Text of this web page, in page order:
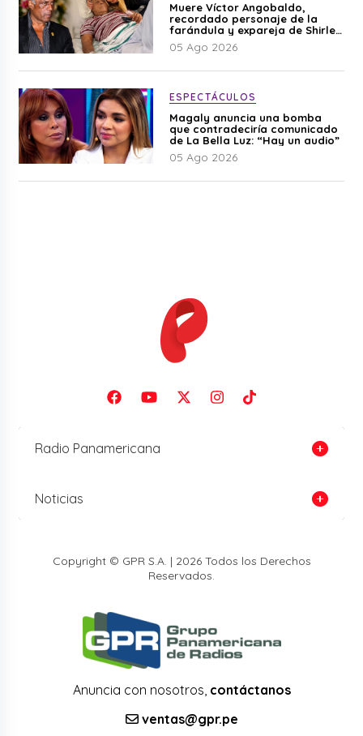
Muere Víctor Angobaldo,
recordado personaje de la
farándula y expareja de Shirley
Cherres
05 Ago 2026
ESPECTÁCULOS
Magaly anuncia una bomba
que contradeciría comunicado
de La Bella Luz: “Hay un audio”
05 Ago 2026
Radio Panamericana
Noticias
Copyright © GPR S.A. | 2026 Todos los Derechos
Reservados.
Anuncia con nosotros, contáctanos
ventas@gpr.pe